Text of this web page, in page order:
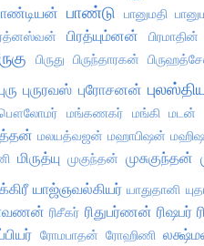
பாண்டு பானுமதி
பிரத்யும்னன் பிரமாதின்
பிருது பிருந்தாரகன்
புருரவஸ் புரோசனன்
மங்கணகர் மங்கி மடன்
மலயத்வஜன் மஹாபிஷன்
மிருத்யு முகுந்தன் முசுகுந்தன்
யாஜ்ஞவல்கியர் யாதுதானி
ரிசீகர் ரிதுபர்ணன் ரிஷபர்
ரோமபாதன் ரோஹிணி